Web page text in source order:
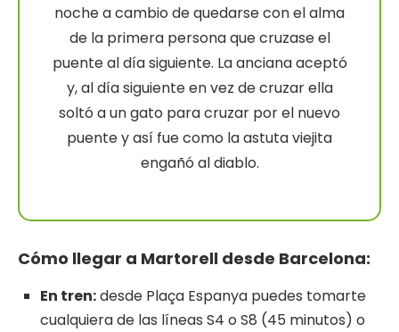
noche a cambio de quedarse con el alma
de la primera persona que cruzase el
puente al día siguiente. La anciana aceptó
y, al día siguiente en vez de cruzar ella
soltó a un gato para cruzar por el nuevo
puente y así fue como la astuta viejita
engañó al diablo.
Cómo llegar a Martorell desde Barcelona:
En tren:desde Plaça Espanya puedes tomarte
cualquiera de las líneas S4 o S8 (45 minutos) o